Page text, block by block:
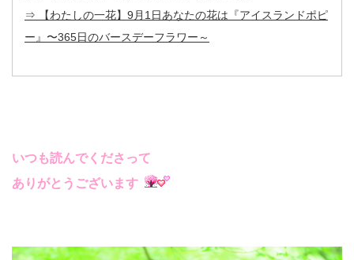
⇒ 【わたしの一花】9月1日あなたの花は『アイスランドポピ
ー』〜365日のバースデーフラワー～
いつも読んでくださって
ありがとうございます